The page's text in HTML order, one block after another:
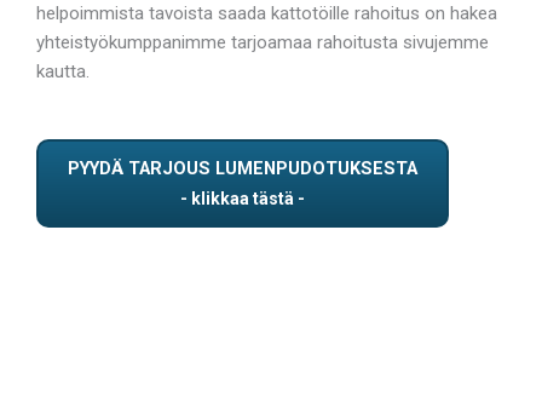
helpoimmista tavoista saada kattotöille rahoitus on hakea
yhteistyökumppanimme tarjoamaa rahoitusta sivujemme
kautta.
PYYDÄ TARJOUS LUMENPUDOTUKSESTA